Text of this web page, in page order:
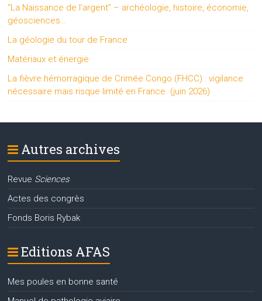
“La Naissance de l’argent” – archéologie, histoire, économie,
géosciences…
La géologie du tour de France
Matériaux et énergie
La fièvre hémorragique de Crimée Congo (FHCC) : vigilance
nécessaire mais risque limité en France. (juin 2026)
Autres archives
Revue Sciences
Actes des congrès
Fonds Boris Rybak
Editions AFAS
Mes poules en bonne santé